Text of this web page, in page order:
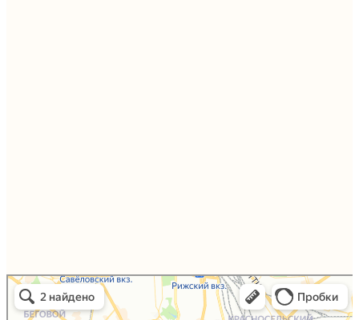
Упаковали Онлайн в Москве
Москва